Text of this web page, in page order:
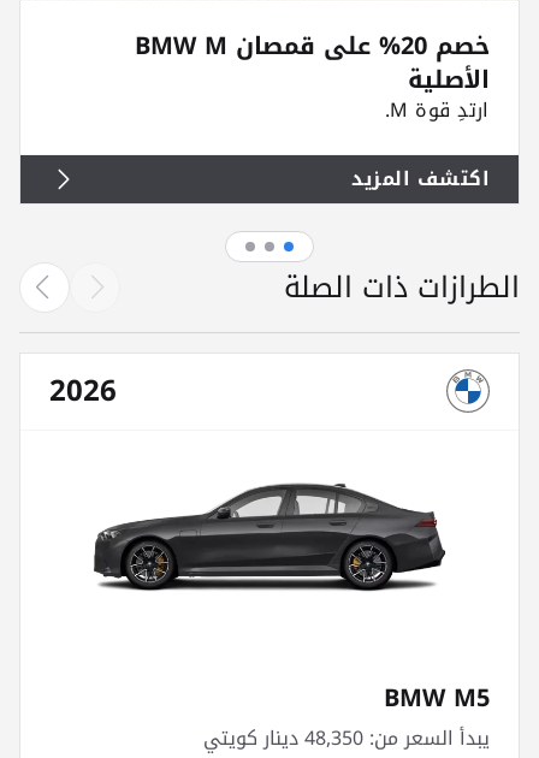
خصم 20% على قمصان BMW M
الأصلية
ارتدِ قوة M.
اكتشف المزيد
الطرازات ذات الصلة
2026
BMW M5
يبدأ السعر من: